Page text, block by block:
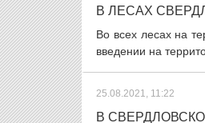
В ЛЕСАХ
Во всех лесах на
введении на
25.08.2021, 11:22
В